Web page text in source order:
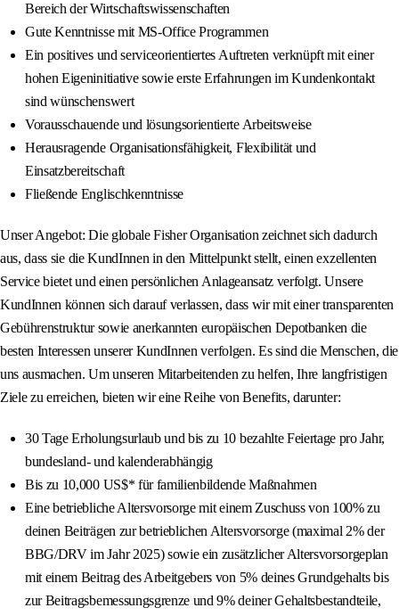
Bereich der Wirtschaftswissenschaften
Gute Kenntnisse mit MS-Office Programmen
Ein positives und serviceorientiertes Auftreten verknüpft mit einer
hohen Eigeninitiative sowie erste Erfahrungen im Kundenkontakt
sind wünschenswert
Vorausschauende und lösungsorientierte Arbeitsweise
Herausragende Organisationsfähigkeit, Flexibilität und
Einsatzbereitschaft
Fließende Englischkenntnisse
Unser Angebot: Die globale Fisher Organisation zeichnet sich dadurch
aus, dass sie die KundInnen in den Mittelpunkt stellt, einen exzellenten
Service bietet und einen persönlichen Anlageansatz verfolgt. Unsere
KundInnen können sich darauf verlassen, dass wir mit einer transparenten
Gebührenstruktur sowie anerkannten europäischen Depotbanken die
besten Interessen unserer KundInnen verfolgen. Es sind die Menschen, die
uns ausmachen. Um unseren Mitarbeitenden zu helfen, Ihre langfristigen
Ziele zu erreichen, bieten wir eine Reihe von Benefits, darunter:
30 Tage Erholungsurlaub und bis zu 10 bezahlte Feiertage pro Jahr,
bundesland- und kalenderabhängig
Bis zu 10,000 US$* für familienbildende Maßnahmen
Eine betriebliche Altersvorsorge mit einem Zuschuss von 100% zu
deinen Beiträgen zur betrieblichen Altersvorsorge (maximal 2% der
BBG/DRV im Jahr 2025) sowie ein zusätzlicher Altersvorsorgeplan
mit einem Beitrag des Arbeitgebers von 5% deines Grundgehalts bis
zur Beitragsbemessungsgrenze und 9% deiner Gehaltsbestandteile,